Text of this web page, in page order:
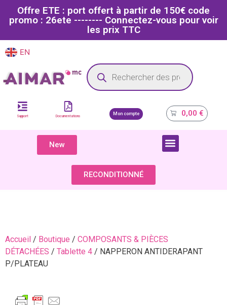
Offre ETE : port offert à partir de 150€ code
promo : 26ete -------- Connectez-vous pour voir
les prix TTC
EN
Site dédié aux professionnels de la santé
Support Documentations
Mon compte 0,00€
New
RECONDITIONNÉ
Accueil / Boutique / COMPOSANTS & PIÈCES
DÉTACHÉES / Tablette 4 / NAPPERON ANTIDERAPANT
P/PLATEAU